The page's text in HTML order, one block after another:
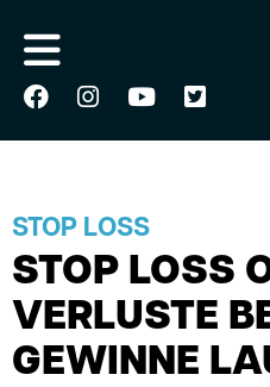
STOP LOSS
STOP LOSS
VERLUSTE
GEWINNE